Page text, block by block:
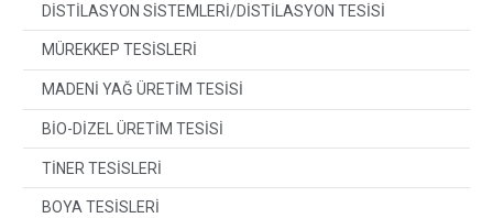
DİSTİLASYON SİSTEMLERİ/DİSTİLASYON TESİSİ
MÜREKKEP TESİSLERİ
MADENİ YAĞ ÜRETİM TESİSİ
BİO-DİZEL ÜRETİM TESİSİ
TİNER TESİSLERİ
BOYA TESİSLERİ